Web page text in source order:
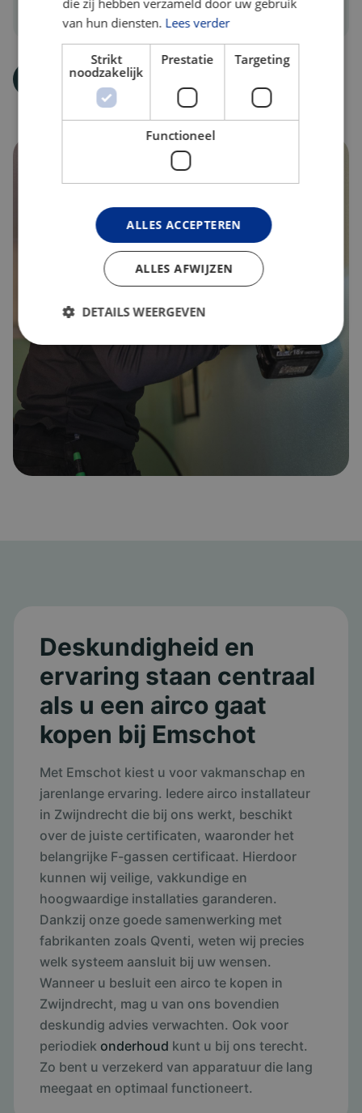
Kostenbesparing
Vraag advies aan
Deskundigheid en
ervaring staan centraal
als u een airco gaat
kopen bij Emschot
Met Emschot kiest u voor vakmanschap en
jarenlange ervaring. Iedere airco installateur
in Zwijndrecht die bij ons werkt, beschikt
over de juiste certificaten, waaronder het
belangrijke F-gassen certificaat. Hierdoor
kunnen wij veilige, vakkundige en
hoogwaardige installaties garanderen.
Dankzij onze goede samenwerking met
fabrikanten zoals Qventi, weten wij precies
welk systeem aansluit bij uw wensen.
Wanneer u besluit een airco te kopen in
Zwijndrecht, mag u van ons bovendien
deskundig advies verwachten. Ook voor
periodiek onderhoud kunt u bij ons terecht.
Zo bent u verzekerd van apparatuur die lang
meegaat en optimaal functioneert.
van hun diensten. Lees verder
Strikt
noodzakelijk
Prestatie Targeting
Functioneel
ALLES ACCEPTEREN
ALLES AFWIJZEN
DETAILS WEERGEVEN